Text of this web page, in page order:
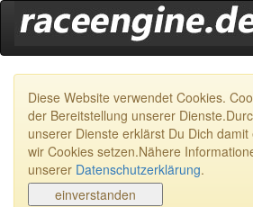
Diese Website verwendet Cookies.
der Bereitstellung unserer
unserer Dienste erklärst Du Dich
wir Cookies setzen.Nähere
unserer Datenschutzerklärung.